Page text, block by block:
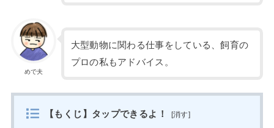
めで夫
大型動物に関わる仕事をしている、飼育の
プロの私もアドバイス。
【もくじ】タップできるよ！ [消す]